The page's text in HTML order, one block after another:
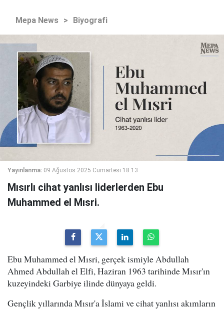
Mepa News > Biyografi
Yayınlanma: 09 Ağustos 2025 Cumartesi 18:13
Mısırlı cihat yanlısı liderlerden Ebu
Muhammed el Mısri.
Ebu Muhammed el Mısri, gerçek ismiyle Abdullah
Ahmed Abdullah el Elfi, Haziran 1963 tarihinde Mısır'ın
kuzeyindeki Garbiye ilinde dünyaya geldi.
Gençlik yıllarında Mısır'a İslami ve cihat yanlısı akımların